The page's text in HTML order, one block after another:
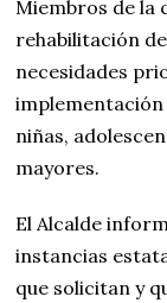
Miembros de la
rehabilitación
necesidades
niñas,
mayores.
El Alcalde
instancias
que solicitan y